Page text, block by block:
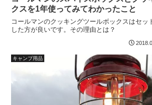
クスを1年使ってみてわかったこと
コールマンのクッキングツールボックスはセッ
した方が良いです。その理由とは？
キャンプ用品